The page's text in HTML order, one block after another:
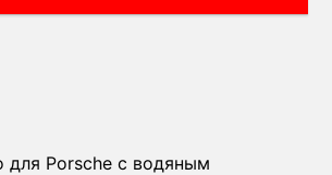
для Porsche с водяным